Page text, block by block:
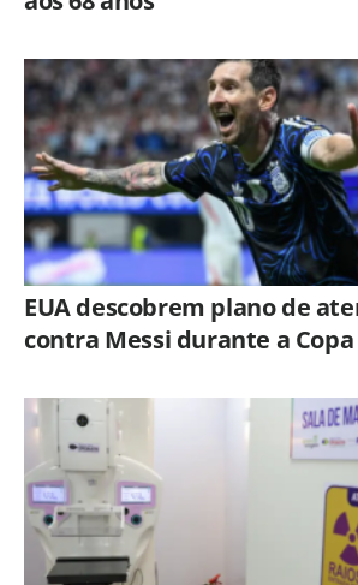
EUA descobrem plano de
contra Messi durante a